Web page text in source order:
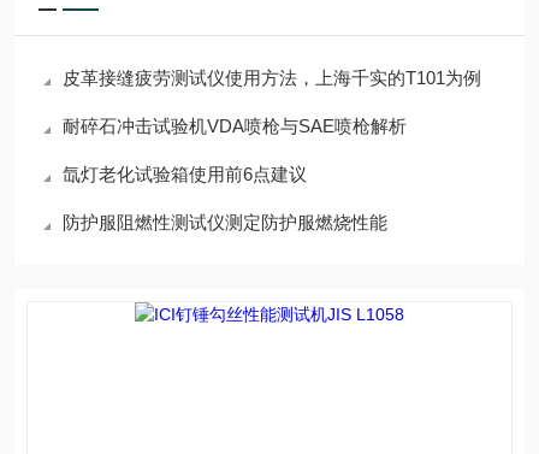
皮革接缝疲劳测试仪使用方法，上海千实的T101为例
耐碎石冲击试验机VDA喷枪与SAE喷枪解析
氙灯老化试验箱使用前6点建议
防护服阻燃性测试仪测定防护服燃烧性能